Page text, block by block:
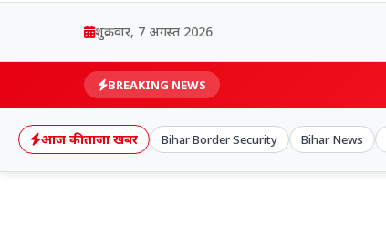
शुक्रवार, 7 अगस्त 2026
BREAKING NEWS
आज की ताजा खबर Bihar Border Security Bihar News